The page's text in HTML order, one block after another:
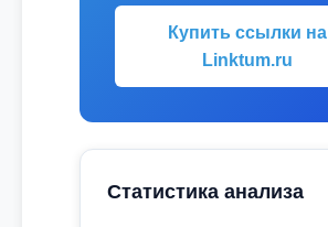
Купить ссылки на
Linktum.ru
Статистика анализа